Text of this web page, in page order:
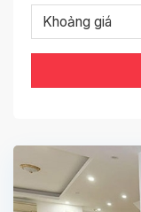
Biệt thự thường
thông thuận
sắm và các tiện
Liên hệ ngay